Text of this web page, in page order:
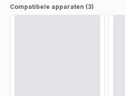
Compatibele apparaten (3)